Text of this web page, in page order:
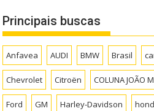
Principais buscas
Anfavea AUDI BMW Brasil
Chevrolet Citroën COLUNA JOÃO
Ford GM Harley-Davidson